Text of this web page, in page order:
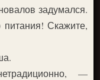
задумался.
Скажите,
—